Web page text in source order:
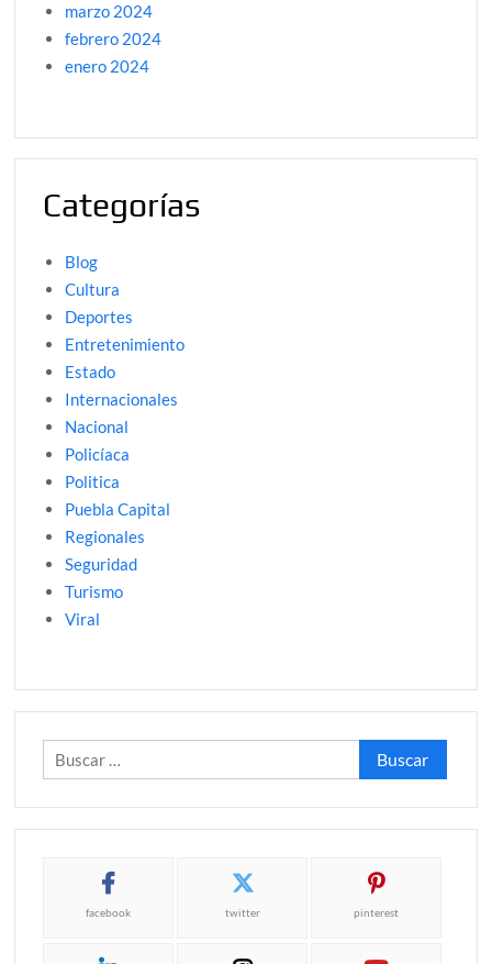
marzo 2024
febrero 2024
enero 2024
Categorías
Blog
Cultura
Deportes
Entretenimiento
Estado
Internacionales
Nacional
Policíaca
Politica
Puebla Capital
Regionales
Seguridad
Turismo
Viral
Buscar:
facebook twitter pinterest